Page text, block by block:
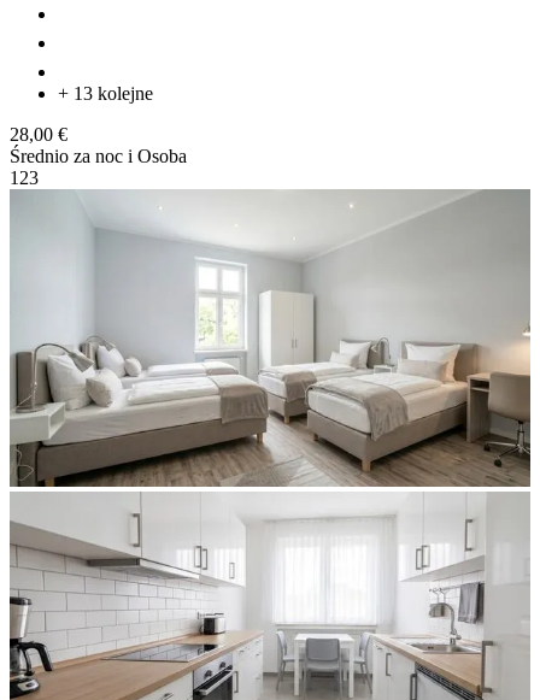
+ 13 kolejne
28,00 €
Średnio za noc i Osoba
1 23